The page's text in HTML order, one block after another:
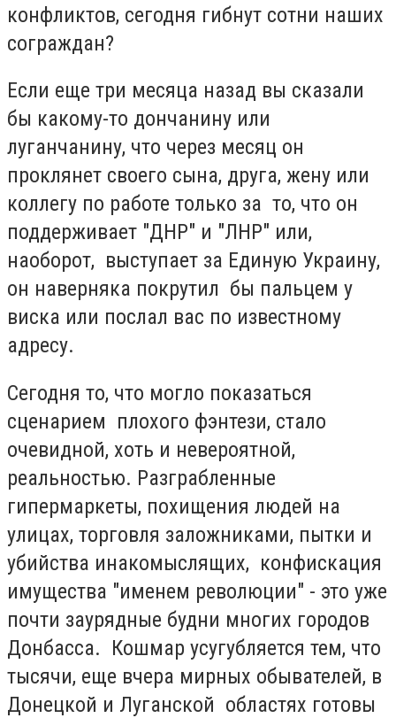
конфликтов, сегодня гибнут сотни наших
сограждан?
Если еще три месяца назад вы сказали
бы какому-то дончанину или
луганчанину, что через месяц он
проклянет своего сына, друга, жену или
коллегу по работе только за то, что он
поддерживает "ДНР" и "ЛНР" или,
наоборот, выступает за Единую Украину,
он наверняка покрутил бы пальцем у
виска или послал вас по известному
адресу.
Сегодня то, что могло показаться
сценарием плохого фэнтези, стало
очевидной, хоть и невероятной,
реальностью. Разграбленные
гипермаркеты, похищения людей на
улицах, торговля заложниками, пытки и
убийства инакомыслящих, конфискация
имущества "именем революции" - это уже
почти заурядные будни многих городов
Донбасса. Кошмар усугубляется тем, что
тысячи, еще вчера мирных обывателей, в
Донецкой и Луганской областях готовы